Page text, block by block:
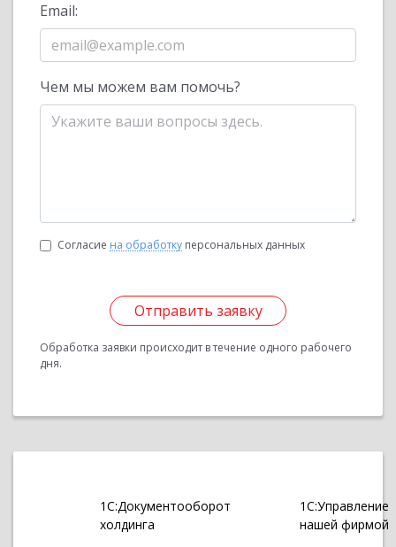
Email:
Чем мы можем вам помочь?
Согласие на обработку персональных данных
Отправить заявку
Обработка заявки происходит в течение одного рабочего
дня.
1С:Документооборот
холдинга
1С:Управление
нашей фирмой